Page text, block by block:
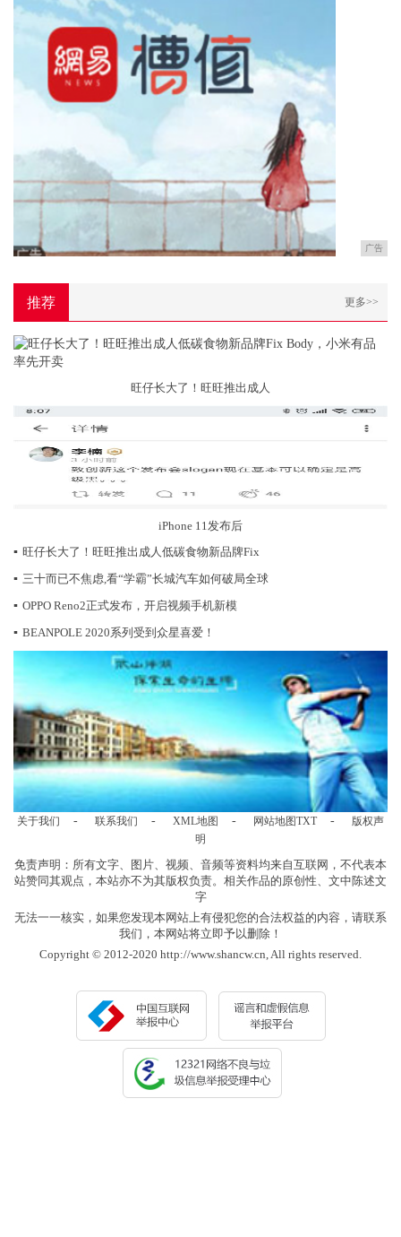
广告
推荐 更多>>
旺仔长大了！旺旺推出成人
iPhone 11发布后
▪ 旺仔长大了！旺旺推出成人低碳食物新品牌Fix
▪ 三十而已不焦虑,看“学霸”长城汽车如何破局全球
▪ OPPO Reno2正式发布，开启视频手机新模
▪ BEANPOLE 2020系列受到众星喜爱！
关于我们 - 联系我们 - XML地图 - 网站地图TXT -
版权声
明
免责声明：所有文字、图片、视频、音频等资料均来自互联网，不代表本
站赞同其观点，本站亦不为其版权负责。相关作品的原创性、文中陈述文
字
无法一一核实，如果您发现本网站上有侵犯您的合法权益的内容，请联系
我们，本网站将立即予以删除！
Copyright © 2012-2020 http://www.shancw.cn, All rights reserved.